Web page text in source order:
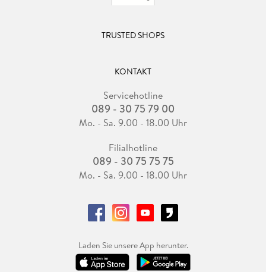
TRUSTED SHOPS
KONTAKT
Servicehotline
089 - 30 75 79 00
Mo. - Sa. 9.00 - 18.00 Uhr
Filialhotline
089 - 30 75 75 75
Mo. - Sa. 9.00 - 18.00 Uhr
Laden Sie unsere App herunter.